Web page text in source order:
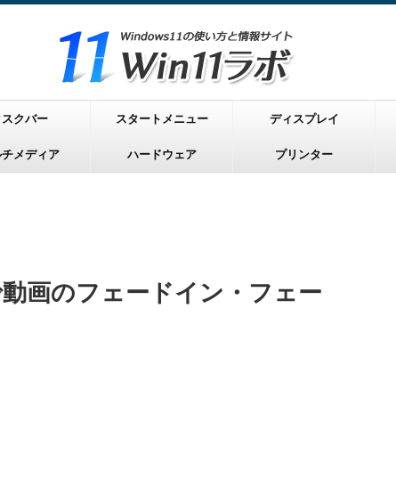
スクバー スタートメニュー ディスプレイ
メディア ハードウェア プリンター
画のフェードイン・フェー